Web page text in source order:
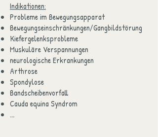
Indikationen:
Probleme im Bewegungsapparat
Bewegungseinschränkungen/Gangbildstörung
Kiefergelenksprobleme
Muskuläre Verspannungen
neurologische Erkrankungen
Arthrose
Spondylose
Bandscheibenvorfall
Cauda equina Syndrom
...